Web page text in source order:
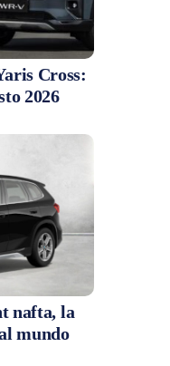
Cross:
2026
nafta, la
mundo